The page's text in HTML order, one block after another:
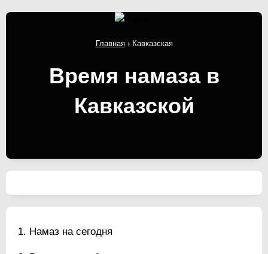
Главная› Кавказская
Время намаза в
Кавказской
Намаз на сегодня